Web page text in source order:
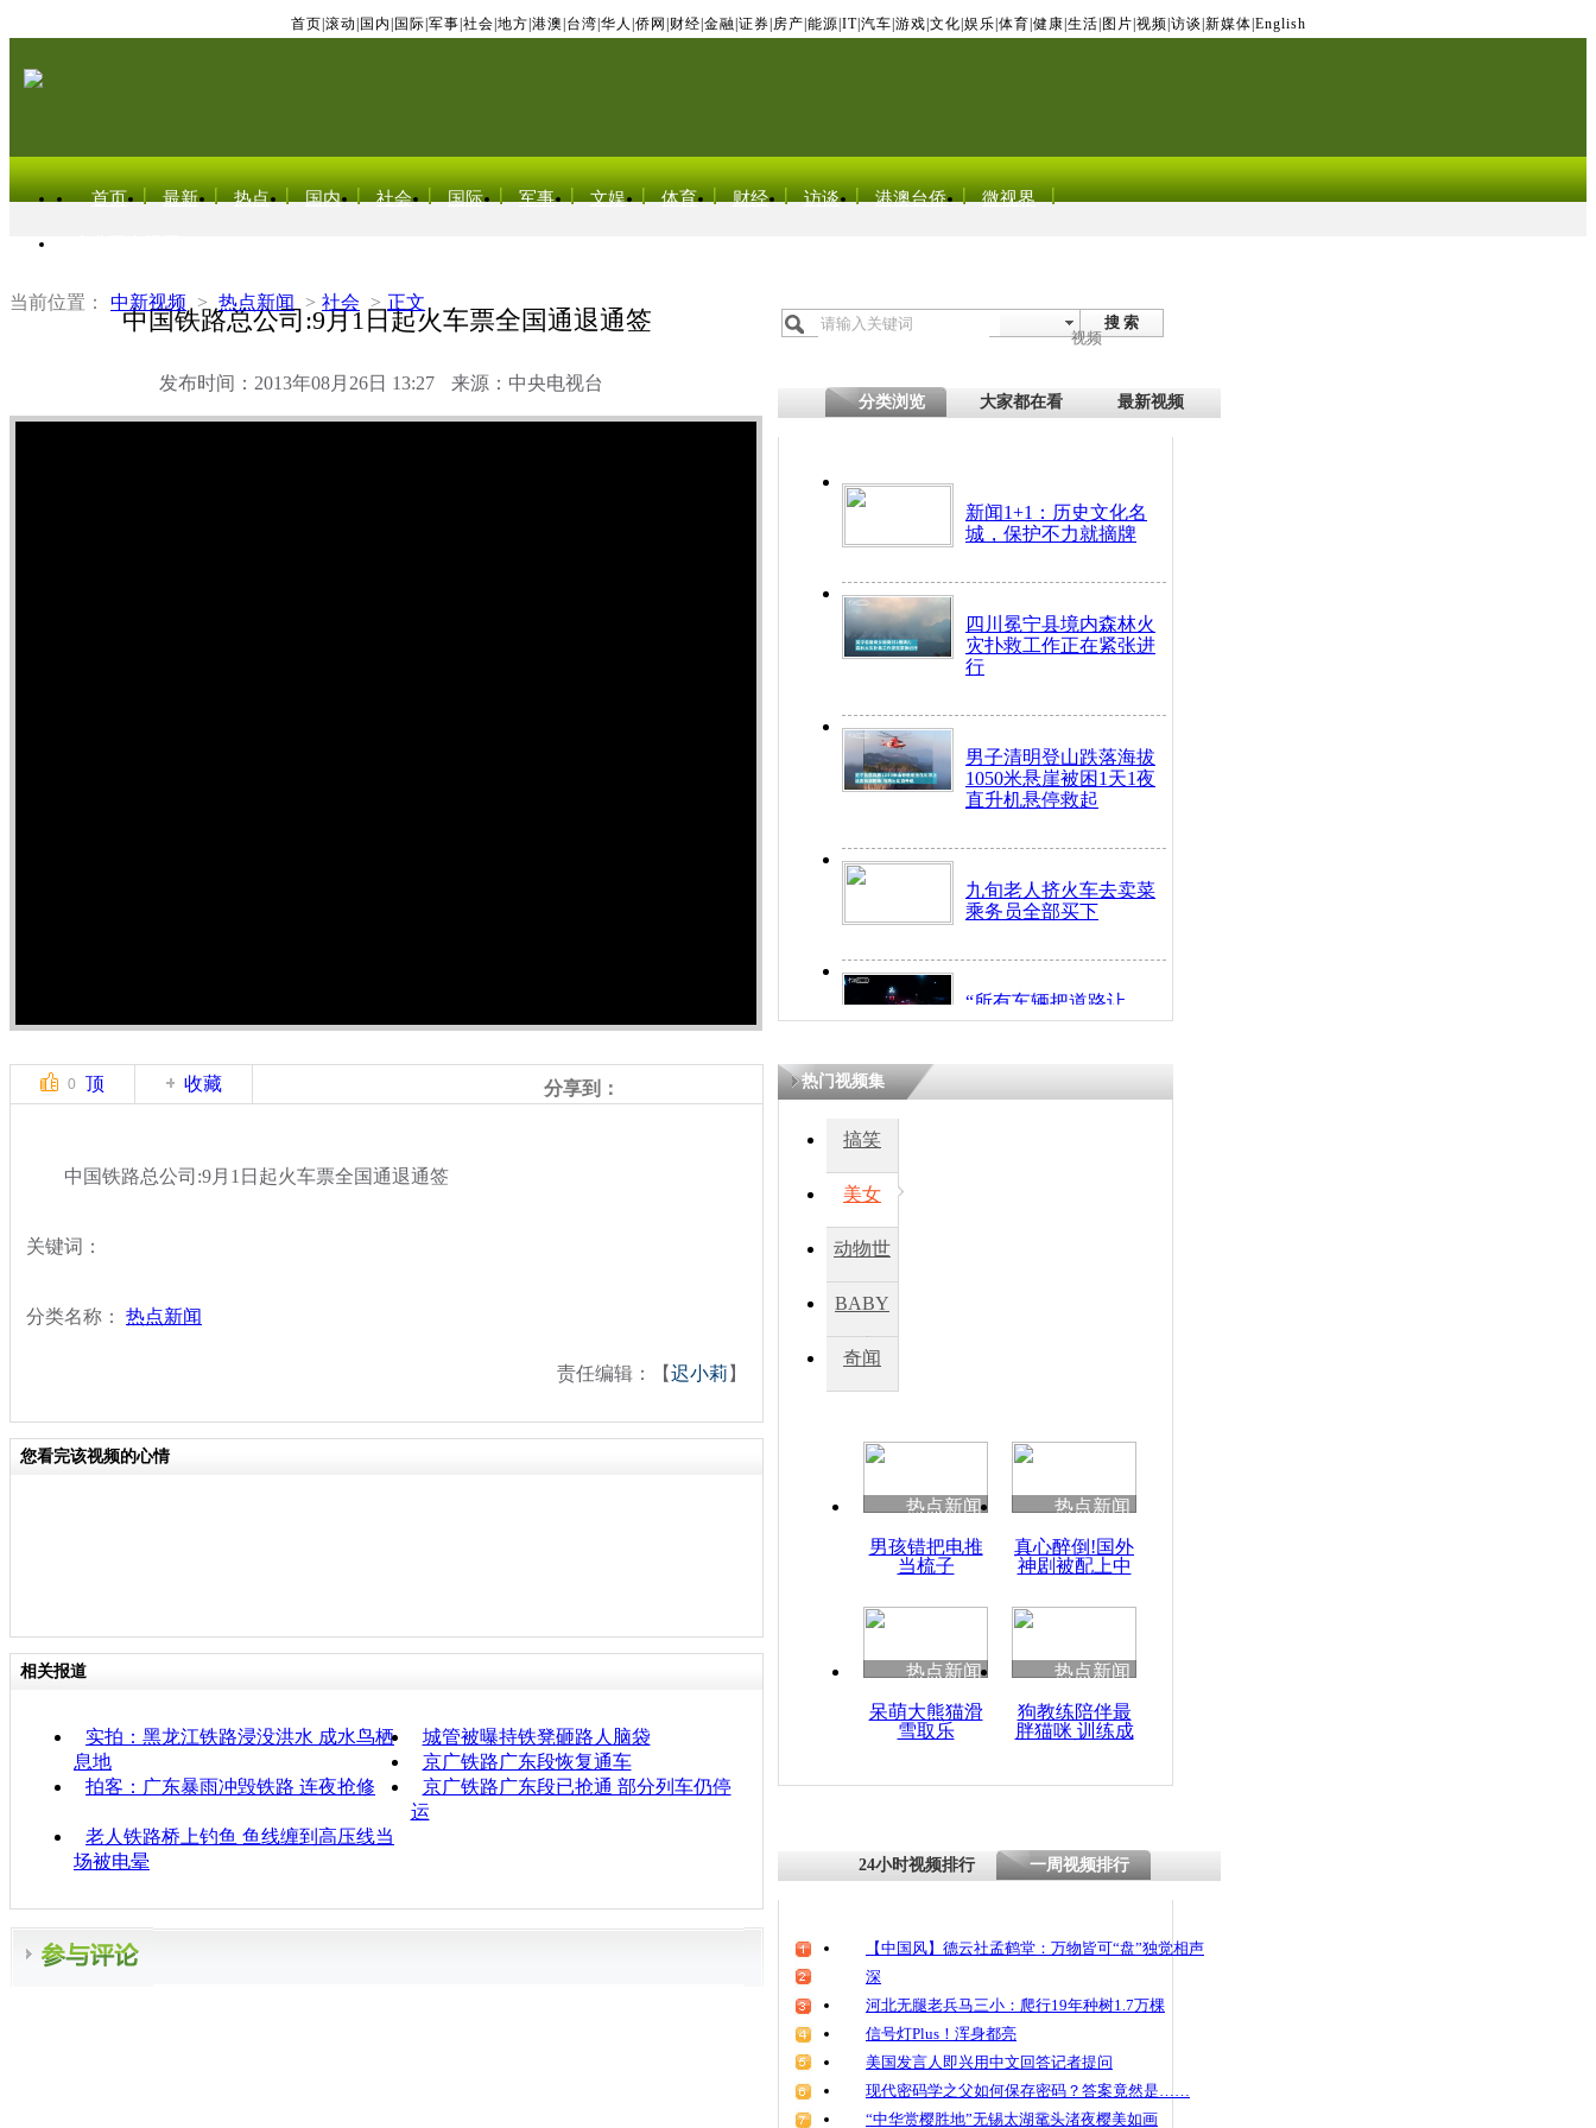
首页 滚动 国内 国际 军事 社会 地方 港澳 台湾 华人 侨网 财经 金融 证券 房产 能源 IT| 汽车 游戏 文化 娱乐 体育 健康 生活 图片 视频 访谈 新媒体 English
首页 最新 热点 国内 社会 国际 军事 文娱 体育 财经 访谈 港澳台侨 微视界
当前位置： 中新视频 > 热点新闻 > 社会 > 正文
中国铁路总公司:9月1日起火车票全国通退通签
发布时间：2013年08月26日 13:27 来源：中央电视台
搜 索
视频
分类浏览 大家都在看 最新视频
新闻1+1：历史文化名
城，保护不力就摘牌
四川冕宁县境内森林火
灾扑救工作正在紧张进
行
男子清明登山跌落海拔
1050米悬崖被困1天1夜
直升机悬停救起
九旬老人挤火车去卖菜
乘务员全部买下
“所有车辆把道路让
开！”儿童突发疾病交
四川兴文苗乡上万人欢
度苗族花山节
清明祭英烈 哀思悼忠
中国铁路总公司:9月1
0 顶 收藏 分享到：
中国铁路总公司:9月1日起火车票全国通退通签
关键词：
分类名称： 热点新闻
责任编辑：【迟小莉 】
您看完该视频的心情
相关报道
实拍：黑龙江铁路浸没洪水 成水鸟栖
息地
城管被曝持铁凳砸路人脑袋
京广铁路广东段恢复通车
拍客：广东暴雨冲毁铁路 连夜抢修
京广铁路广东段已抢通 部分列车仍停
运
老人铁路桥上钓鱼 鱼线缠到高压线当
场被电晕
热门视频集
搞笑
美女
动物世
BABY
秀
奇闻
热点新闻
男孩错把电推
当梳子
热点新闻
真心醉倒!国外
神剧被配上中
热点新闻
呆萌大熊猫滑
雪取乐
热点新闻
狗教练陪伴最
胖猫咪 训练成
24小时视频排行 一周视频排行
【中国风】德云社孟鹤堂：万物皆可“盘”独觉相声
深
河北无腿老兵马三小：爬行19年种树1.7万棵
信号灯Plus！浑身都亮
美国发言人即兴用中文回答记者提问
现代密码学之父如何保存密码？答案竟然是……
“中华赏樱胜地”无锡太湖鼋头渚夜樱美如画